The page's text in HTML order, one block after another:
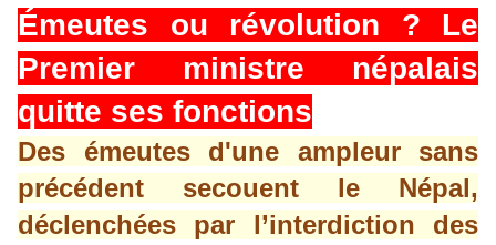
Émeutes ou révolution ? Le
Premier ministre népalais
quitte ses fonctions
Des émeutes d'une ampleur sans
précédent secouent le Népal,
déclenchées par l’interdiction des